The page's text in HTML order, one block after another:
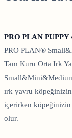
PRO PLAN
PRO PLAN®
Tam Kuru Orta Irk
ırk yavru
içerirken köpeğinizin
olur.